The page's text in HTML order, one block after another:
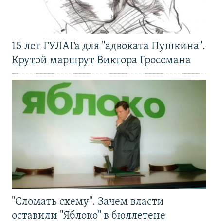
15 лет ГУЛАГа для "адвоката Пушкина".
Крутой маршрут Виктора Гроссмана
"Сломать схему". Зачем власти
оставили "Яблоко" в бюллетене